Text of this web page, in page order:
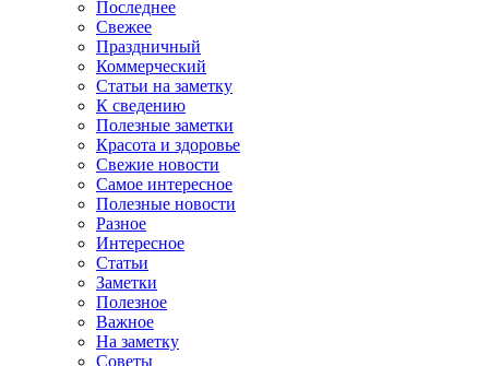
Последнее
Свежее
Праздничный
Коммерческий
Статьи на заметку
К сведению
Полезные заметки
Красота и здоровье
Свежие новости
Самое интересное
Полезные новости
Разное
Интересное
Статьи
Заметки
Полезное
Важное
На заметку
Советы